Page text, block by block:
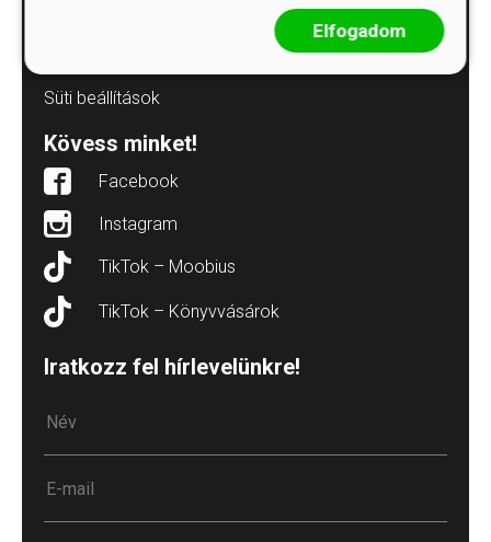
Süti beállítások
Kövess minket!
Facebook
Instagram
TikTok – Moobius
TikTok – Könyvvásárok
Iratkozz fel hírlevelünkre!
Elfogadom